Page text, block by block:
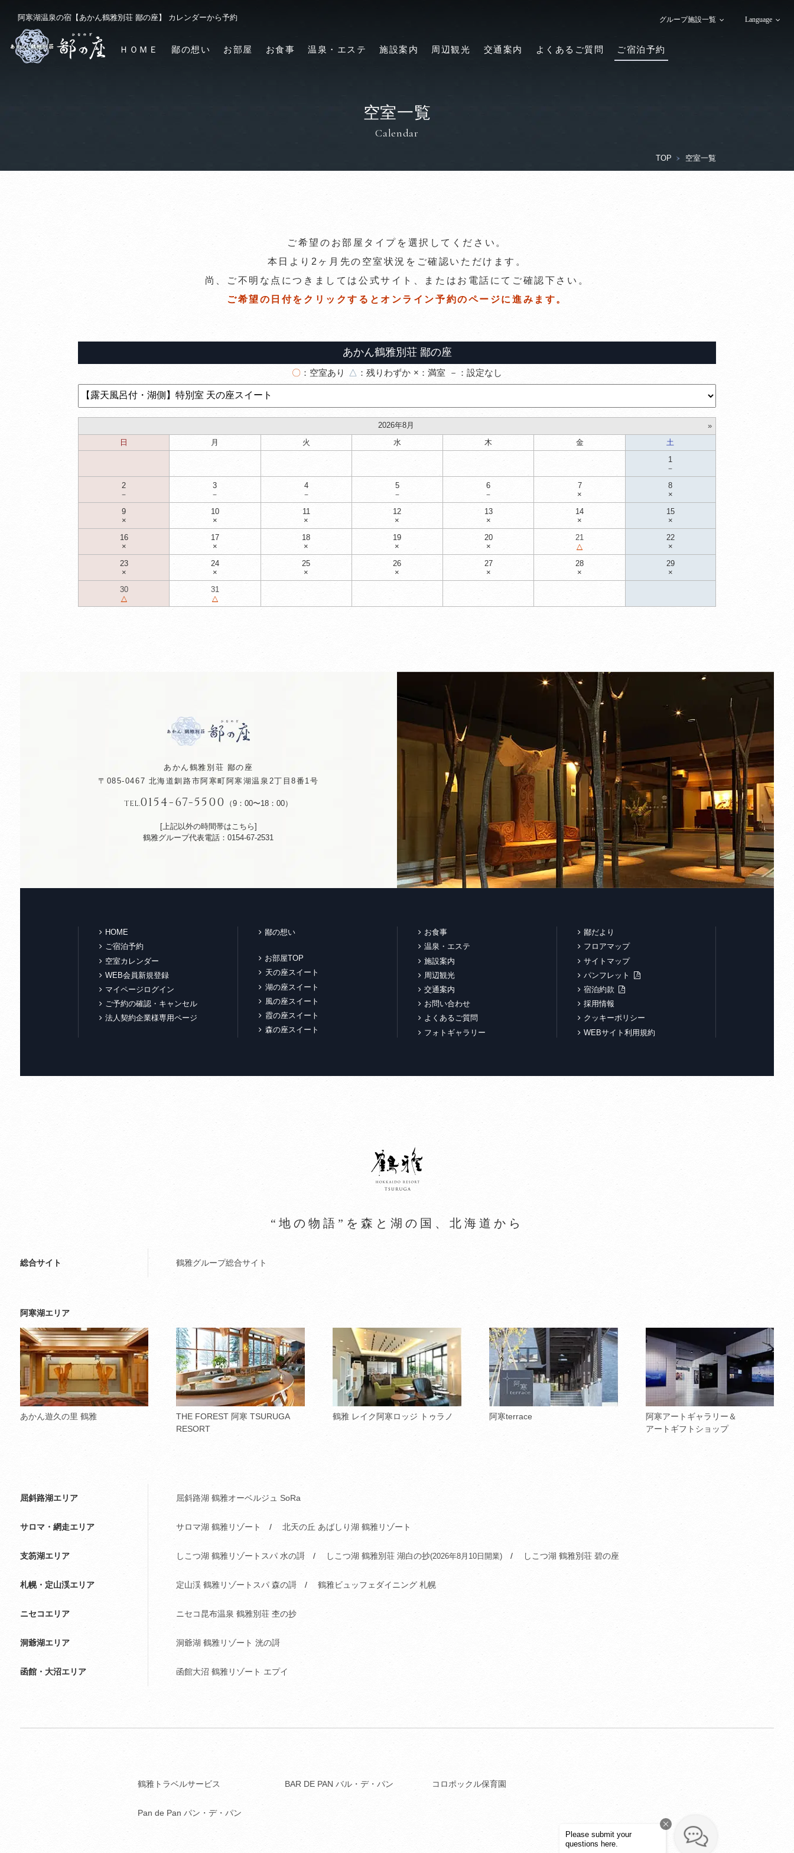
ＨＯＭＥ 鄙の想い お部屋 お食事 温泉・エステ 施設案内 周辺観光 交通案内 よくあるご質問 ご宿泊予約
阿寒湖温泉の宿【あかん鶴雅別荘 鄙の座】 カレンダーから予約 グループ施設一覧 Language
空室一覧
Calendar
TOP 空室一覧
ご希望のお部屋タイプを選択してください。
本日より2ヶ月先の空室状況を ご確認いただけます。
尚、ご不明な点につきましては公式サイト、
またはお電話にてご確認下さい。
ご希望の日付をクリックするとオンライン予約のページに進みます。
あかん鶴雅別荘 鄙の座
〇 ：空室あり △ ：残りわずか × ：満室 － ：設定なし
2026年8月
»
日
月 火 水 木 金
土
1
－
2
－
3
－
4
－
5
－
6
－
7
×
8
×
9
×
10
×
11
×
12
×
13
×
14
×
15
×
16
×
17
×
18
×
19
×
20
×
21
△
22
×
23
×
24
×
25
×
26
×
27
×
28
×
29
×
30
△
31
△
あかん鶴雅別荘 鄙の座
〒085-0467 北海道釧路市阿寒町阿寒湖温泉2丁目8番1号
TEL.0154-67-5500 （9：00〜18：00）
[上記以外の時間帯はこちら]
鶴雅グループ代表電話：0154-67-2531
HOME
ご宿泊予約
空室カレンダー
WEB会員新規登録
マイページログイン
ご予約の確認・キャンセル
法人契約企業様専用ページ
鄙の想い
お部屋TOP
天の座スイート
湖の座スイート
風の座スイート
霞の座スイート
森の座スイート
お食事
温泉・エステ
施設案内
周辺観光
交通案内
お問い合わせ
よくあるご質問
フォトギャラリー
鄙だより
フロアマップ
サイトマップ
パンフレット
宿泊約款
採用情報
クッキーポリシー
WEBサイト利用規約
“地の物語”を森と湖の国、北海道から
総合サイト 鶴雅グループ総合サイト
阿寒湖エリア
あかん遊久の里 鶴雅
THE FOREST 阿寒 TSURUGA
RESORT
鶴雅 レイク阿寒ロッジ トゥラノ 阿寒terrace
阿寒アートギャラリー＆
アートギフトショップ
屈斜路湖エリア 屈斜路湖 鶴雅オーベルジュ SoRa
サロマ・網走エリア サロマ湖 鶴雅リゾート 北天の丘 あばしり湖 鶴雅リゾート
支笏湖エリア しこつ湖 鶴雅リゾートスパ 水の謌 しこつ湖 鶴雅別荘 湖白の抄(2026年8月10日開業) しこつ湖 鶴雅別荘 碧の座
札幌・定山渓エリア 定山渓 鶴雅リゾートスパ 森の謌 鶴雅ビュッフェダイニング 札幌
ニセコエリア ニセコ昆布温泉 鶴雅別荘 杢の抄
洞爺湖エリア 洞爺湖 鶴雅リゾート 洸の謌
函館・大沼エリア 函館大沼 鶴雅リゾート エプイ
鶴雅トラベルサービス BAR DE PAN バル・デ・パン コロポックル保育園
Pan de Pan パン・デ・パン